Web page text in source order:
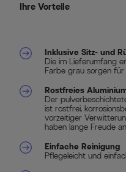
Ihre Vorteile
Inklusive Sitz- und
Die im Lieferumfang
Farbe grau sorgen
Rostfreies
Der
ist rostfrei,
vorzeitiger
haben lange Freude
Einfache Reinigung
Pflegeleicht und